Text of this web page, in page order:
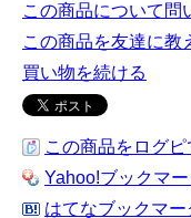
この商品について問
この商品を友達に教
買い物を続ける
この商品をログピ
Yahoo!ブックマ
はてなブックマ